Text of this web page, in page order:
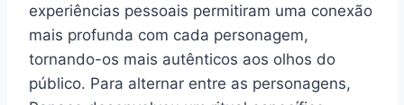
experiências pessoais permitiram uma conexão
mais profunda com cada personagem,
tornando-os mais autênticos aos olhos do
público. Para alternar entre as personagens,